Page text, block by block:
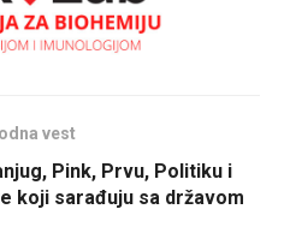
vest
Pink, Prvu, Politiku i
koji sarađuju sa državom